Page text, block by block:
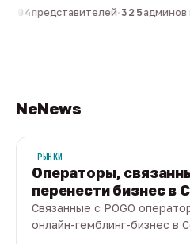
804представителей·325 админов
NeNews
РЫНКИ
Операторы,
перенести бизнес в
Связанные с POGO
онлайн-гемблинг-бизнес в